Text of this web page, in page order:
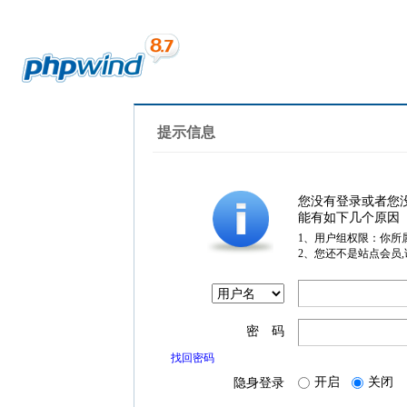
提示信息
您没有登录或者您
能有如下几个原因
1、用户组权限：你所
2、您还不是站点会员
密 码
找回密码
隐身登录 开启 关闭